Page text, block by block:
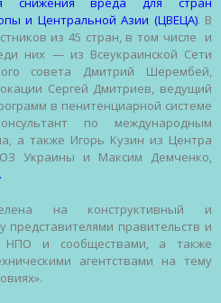
и Центральной Азии (ЦВЕЦА). В
из 45 стран, в том числе и
них — из Всеукраинской Сети
совета Дмитрий Шерембей,
Сергей Дмитриев, ведущий
в пенитенциарной системе
по международным
а также Игорь Кузин из Центра
Украины и Максим Демченко,
на конструктивный и
правительств и
НПО и сообществами, а также
агентствами на тему